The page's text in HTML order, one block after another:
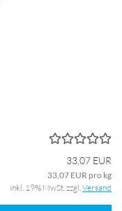
33,07 EUR
33,07 EUR pro kg
inkl. 19% MwSt. zzgl.Versand